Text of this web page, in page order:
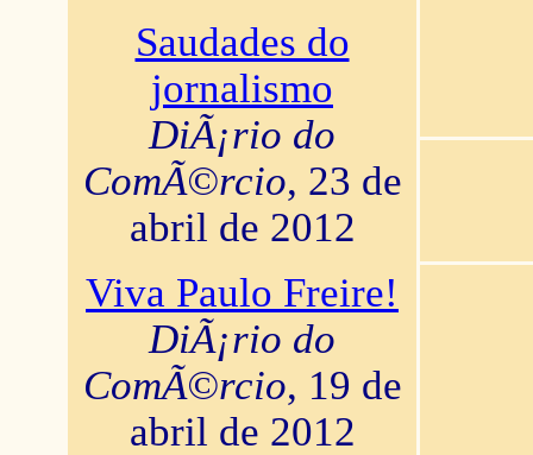
Saudades do
jornalismo
DiÃ¡rio do
ComÃ©rcio, 23 de
abril de 2012
Viva Paulo Freire!
DiÃ¡rio do
ComÃ©rcio, 19 de
abril de 2012